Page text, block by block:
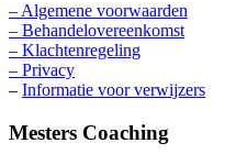
– Algemene voorwaarden
– Behandelovereenkomst
– Klachtenregeling
– Privacy
– Informatie voor verwijzers
Mesters Coaching